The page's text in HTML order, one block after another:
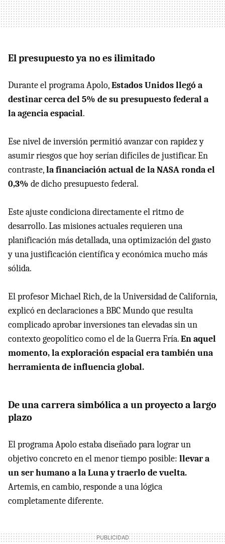
El presupuesto ya no es ilimitado
Durante el programa Apolo,Estados Unidos llegó a
destinar cerca del 5% de su presupuesto federal a
la agencia espacial.
Ese nivel de inversión permitió avanzar con rapidez y
asumir riesgos que hoy serían difíciles de justificar. En
contraste,la financiación actual de la NASA ronda el
0,3% de dicho presupuesto federal.
Este ajuste condiciona directamente el ritmo de
desarrollo. Las misiones actuales requieren una
planificación más detallada, una optimización del gasto
y una justificación científica y económica mucho más
sólida.
El profesor Michael Rich, de la Universidad de California,
explicó en declaraciones a BBC Mundo que resulta
complicado aprobar inversiones tan elevadas sin un
contexto geopolítico como el de la Guerra Fría.En aquel
momento, la exploración espacial era también una
herramienta de influencia global.
De una carrera simbólica a un proyecto a largo
plazo
El programa Apolo estaba diseñado para lograr un
objetivo concreto en el menor tiempo posible: llevar a
un ser humano a la Luna y traerlo de vuelta.
Artemis, en cambio, responde a una lógica
completamente diferente.